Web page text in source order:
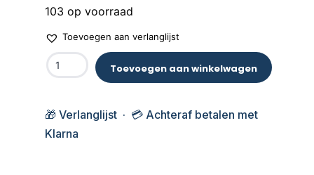
103 op voorraad
Toevoegen aan verlanglijst
Toevoegen aan winkelwagen
🎁 Verlanglijst · 💳 Achteraf betalen met
Klarna